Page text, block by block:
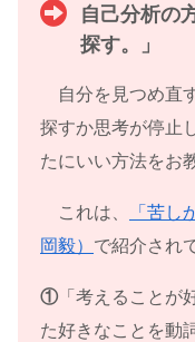
自己分析の
探す。」
自分を見つめ直
探すか思考が停止
たにいい方法をお
これは、
「苦し
岡毅） で紹介され
① 「考えることが
た好きなことを動